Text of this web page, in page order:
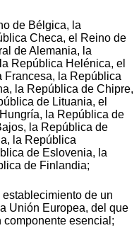
de Bélgica, la
Checa, el Reino de
de Alemania, la
República Helénica, el
Francesa, la República
la República de Chipre,
de Lituania, el
la República de
la República de
la República
de Eslovenia, la
de Finlandia;
de un
Unión Europea, del que
componente esencial;